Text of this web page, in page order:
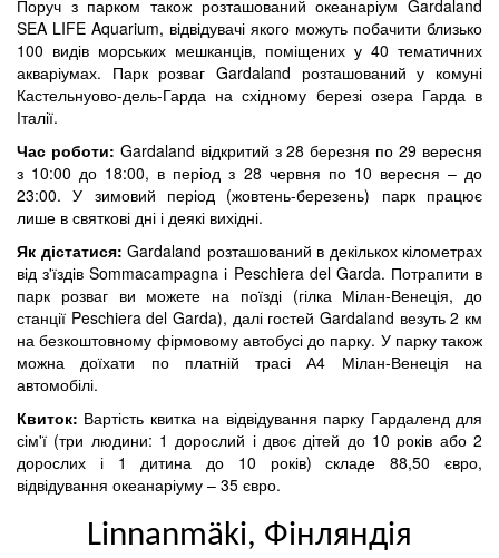
Поруч з парком також розташований океанаріум Gardaland
SEA LIFE Aquarium, відвідувачі якого можуть побачити близько
100 видів морських мешканців, поміщених у 40 тематичних
акваріумах. Парк розваг Gardaland розташований у комуні
Кастельнуово-дель-Гарда на східному березі озера Гарда в
Італії.
Час роботи: Gardaland відкритий з 28 березня по 29 вересня
з 10:00 до 18:00, в період з 28 червня по 10 вересня – до
23:00. У зимовий період (жовтень-березень) парк працює
лише в святкові дні і деякі вихідні.
Як дістатися: Gardaland розташований в декількох кілометрах
від з'їздів Sommacampagna і Peschiera del Garda. Потрапити в
парк розваг ви можете на поїзді (гілка Мілан-Венеція, до
станції Peschiera del Garda), далі гостей Gardaland везуть 2 км
на безкоштовному фірмовому автобусі до парку. У парку також
можна доїхати по платній трасі А4 Мілан-Венеція на
автомобілі.
Квиток: Вартість квитка на відвідування парку Гардаленд для
сім'ї (три людини: 1 дорослий і двоє дітей до 10 років або 2
дорослих і 1 дитина до 10 років) складе 88,50 євро,
відвідування океанаріуму – 35 євро.
Linnanmäki, Фінляндія